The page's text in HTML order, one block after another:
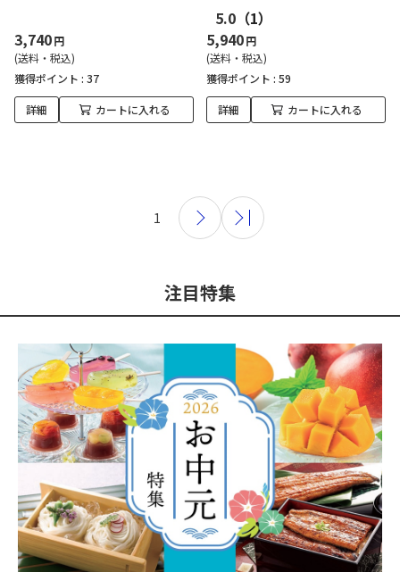
3,740円
(送料・税込)
獲得ポイント : 37
詳細 カートに入れる
5.0 （1）
5,940円
(送料・税込)
獲得ポイント : 59
詳細 カートに入れる
1
注目特集